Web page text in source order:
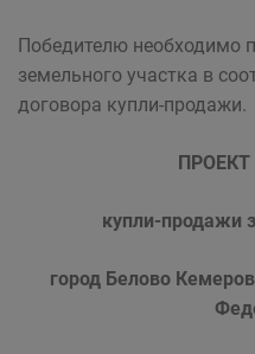
Победителю необходимо
земельного участка в
договора купли-продажи.
купли-продажи
город Белово